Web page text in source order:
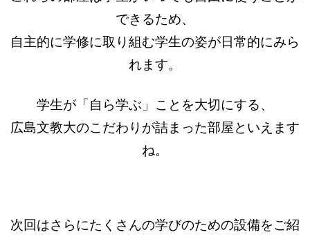
できるため、
自主的に学修に取り組む学生の姿が日常的にみら
れます。
学生が「自ら学ぶ」ことを大切にする、
広島文教大のこだわりが詰まった部屋といえます
ね。
次回はさらにたくさんの学びのための設備をご紹